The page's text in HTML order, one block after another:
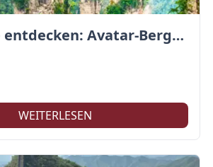
Zhangjiajie entdecken: Avatar-Berge & Altstadt von Fenghuang
WEITERLESEN